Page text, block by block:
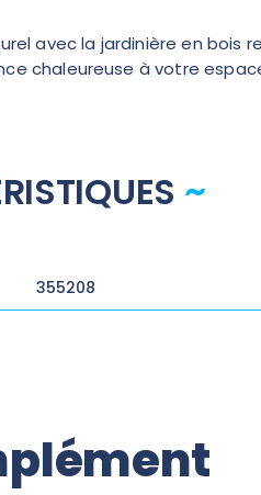
avec la jardinière en bois
chaleureuse à votre
355208